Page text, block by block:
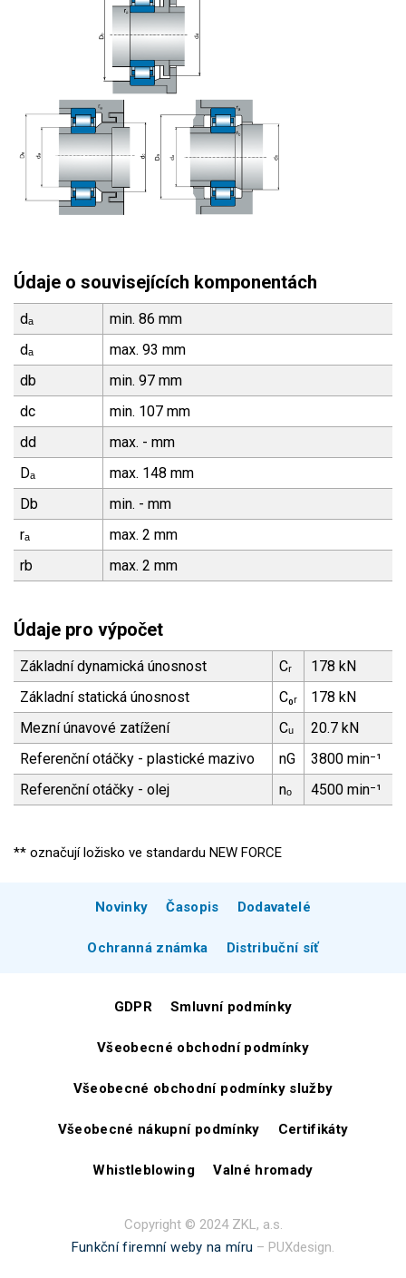
Údaje o souvisejících komponentách
dₐ
min. 86 mm
dₐ
max. 93 mm
db
min. 97 mm
dc
min. 107 mm
dd
max. - mm
Dₐ
max. 148 mm
Db
min. - mm
rₐ
max. 2 mm
rb
max. 2 mm
Údaje pro výpočet
Základní dynamická únosnost Cᵣ
178 kN
Základní statická únosnost
C₀ᵣ
178 kN
Mezní únavové zatížení
Cᵤ
20.7 kN
Referenční otáčky - plastické mazivo
nG
3800 min⁻¹
Referenční otáčky - olej
nₒ 4500 min⁻¹
** označují ložisko ve standardu NEW FORCE
Novinky Časopis Dodavatelé
Ochranná známka Distribuční síť
GDPR Smluvní podmínky
Všeobecné obchodní podmínky
Všeobecné obchodní podmínky služby
Všeobecné nákupní podmínky Certifikáty
Whistleblowing Valné hromady
Copyright © 2024 ZKL, a.s.
Funkční firemní weby na míru – PUXdesign.